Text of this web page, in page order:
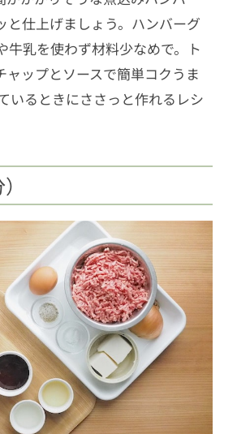
と仕上げましょう。ハンバーグ
牛乳を使わず材料少なめで。ト
ャップとソースで簡単コクうま
いるときにささっと作れるレシ